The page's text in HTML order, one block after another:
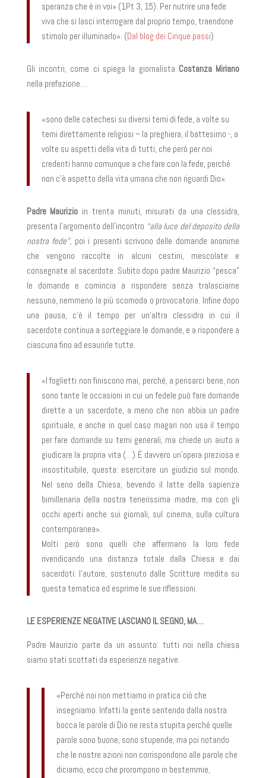
speranza che è in voi» (1Pt 3, 15). Per nutrire una fede
viva che si lasci interrogare dal proprio tempo, traendone
stimolo per illuminarlo». (Dal blog dei Cinque passi)
Gli incontri, come ci spiega la giornalista Costanza Miriano
nella prefazione…
«sono delle catechesi su diversi temi di fede, a volte su
temi direttamente religiosi – la preghiera, il battesimo -, a
volte su aspetti della vita di tutti, che però per noi
credenti hanno comunque a che fare con la fede, perché
non c’è aspetto della vita umana che non riguardi Dio».
Padre Maurizio in trenta minuti, misurati da una clessidra,
presenta l’argomento dell’incontro “alla luce del deposito della
nostra fede”, poi i presenti scrivono delle domande anonime
che vengono raccolte in alcuni cestini, mescolate e
consegnate al sacerdote. Subito dopo padre Maurizio “pesca”
le domande e comincia a rispondere senza tralasciarne
nessuna, nemmeno la più scomoda o provocatoria. Infine dopo
una pausa, c’è il tempo per un’altra clessidra in cui il
sacerdote continua a sorteggiare le domande, e a rispondere a
ciascuna fino ad esaurirle tutte.
«I foglietti non finiscono mai, perché, a pensarci bene, non
sono tante le occasioni in cui un fedele può fare domande
dirette a un sacerdote, a meno che non abbia un padre
spirituale, e anche in quel caso magari non usa il tempo
per fare domande su temi generali, ma chiede un aiuto a
giudicare la propria vita (…) È davvero un’opera preziosa e
insostituibile, questa: esercitare un giudizio sul mondo.
Nel seno della Chiesa, bevendo il latte della sapienza
bimillenaria della nostra tenerissima madre, ma con gli
occhi aperti anche sui giornali, sul cinema, sulla cultura
contemporanea».
Molti però sono quelli che affermano la loro fede
rivendicando una distanza totale dalla Chiesa e dai
sacerdoti: l’autore, sostenuto dalle Scritture medita su
questa tematica ed esprime le sue riflessioni.
LE ESPERIENZE NEGATIVE LASCIANO IL SEGNO, MA…
Padre Maurizio parte da un assunto: tutti noi nella chiesa
siamo stati scottati da esperienze negative.
«Perché noi non mettiamo in pratica ciò che
insegniamo. Infatti la gente sentendo dalla nostra
bocca le parole di Dio ne resta stupita perché quelle
parole sono buone, sono stupende, ma poi notando
che le nostre azioni non corrispondono alle parole che
diciamo, ecco che prorompono in bestemmie,